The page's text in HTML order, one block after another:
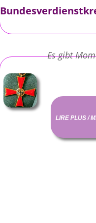
Es gibt
LIRE PLUS /